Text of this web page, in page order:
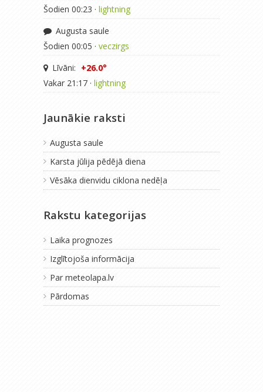
Šodien 00:23 · lightning
Augusta saule
Šodien 00:05 · veczirgs
Līvāni: +26.0°
Vakar 21:17 · lightning
Jaunākie raksti
Augusta saule
Karsta jūlija pēdējā diena
Vēsāka dienvidu ciklona nedēļa
Rakstu kategorijas
Laika prognozes
Izglītojoša informācija
Par meteolapa.lv
Pārdomas